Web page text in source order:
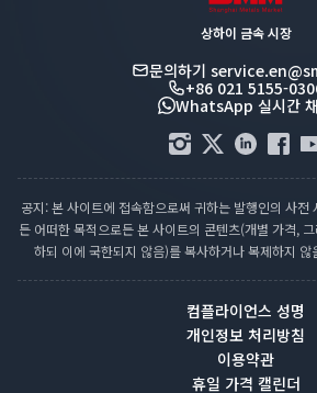
상하이 금속 시장
문의하기
+86 021 5155-
WhatsApp 실시간
공지: 본 사이트에 접속함으로써 귀하는 발행인의 사전
든 어떠한 목적으로든 본 사이트의 콘텐츠(개별 가격,
하되 이에 국한되지 않음)를 복사하거나 복제하지
컴플라이언스 성명
개인정보 처리방침
이용약관
휴일 가격 캘린더